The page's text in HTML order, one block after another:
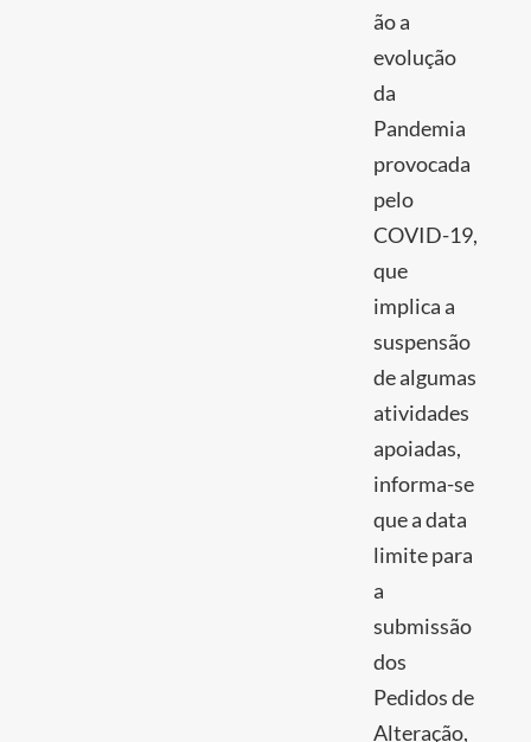
ão a
evolução
da
Pandemia
provocada
pelo
COVID-19,
que
implica a
suspensão
de algumas
atividades
apoiadas,
informa-se
que a data
limite para
a
submissão
dos
Pedidos de
Alteração,